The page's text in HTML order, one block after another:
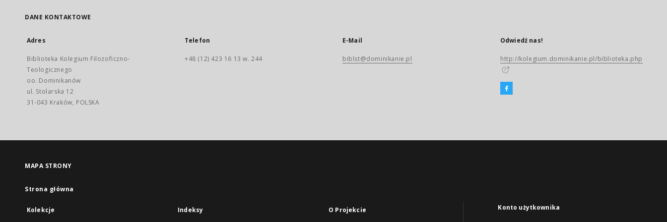
DANE KONTAKTOWE
Adres
Biblioteka Kolegium Filozoficzno-
Teologicznego
oo. Dominikanów
ul. Stolarska 12
31-043 Kraków, POLSKA
Telefon
+48 (12) 423 16 13 w. 244
E-Mail
biblst@dominikanie.pl
Odwiedź nas!
http://kolegium.dominikanie.pl/biblioteka.php
MAPA STRONY
Strona główna
Kolekcje Indeksy O Projekcie Konto użytkownika